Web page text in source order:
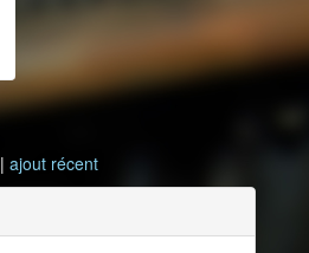
|ajout récent